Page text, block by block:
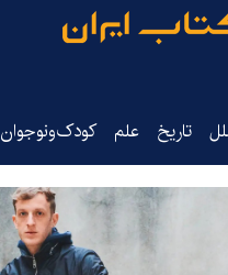
تاریخ‌ علم کودک‌ونوجوان